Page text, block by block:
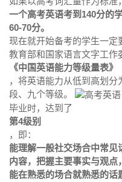
一个高考英语考到140分的
60-70分。
现在就开始备考的学生一定
教育部和国家语言文字工作
《中国英语能力等级量表》
，将英语能力从低到高划
段、九个等级。
毕业时，达到了
第4级别
，即：
能理解一般社交场合中常
内容，把握主要事实与观点
能在熟悉的场合就熟悉的